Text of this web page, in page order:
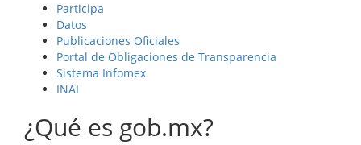
Participa
Datos
Publicaciones Oficiales
Portal de Obligaciones de Transparencia
Sistema Infomex
INAI
¿Qué es gob.mx?